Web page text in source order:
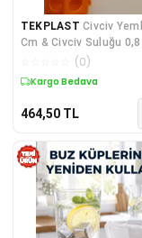
TEKPLAST Civciv
Cm & Civciv Suluğu
(0)
Kargo Bedava
464,50 TL